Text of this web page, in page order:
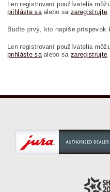
Len registrovaní používatelia
prihláste saalebo sazaregistrujte.
Buďte prvý, kto napíše príspevok
Len registrovaní používatelia
prihláste saalebo sazaregistrujte.